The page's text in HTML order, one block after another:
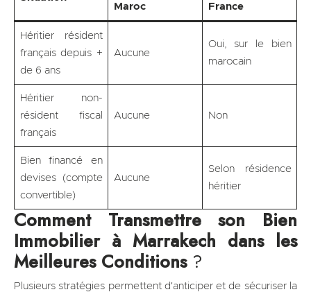
Maroc
France
Héritier résident
français depuis +
de 6 ans
Aucune
Oui, sur le bien
marocain
Héritier non-
résident fiscal
français
Aucune Non
Bien financé en
devises (compte
convertible)
Aucune
Selon résidence
héritier
Comment Transmettre son Bien
Immobilier à Marrakech dans les
Meilleures Conditions?
Plusieurs stratégies permettent d'anticiper et de sécuriser la